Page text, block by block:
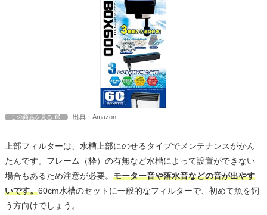
この商品を見る 出典：Amazon
上部フィルターは、水槽上部にのせるタイプでメンテナンスがかん
たんです。フレーム（枠）の有無など水槽によって設置ができない
場合もあるため注意が必要。 モーター音や落水音などの音が出やす
いです。60cm水槽のセットに一般的なフィルターで、初めて魚を飼
う方向けでしょう。